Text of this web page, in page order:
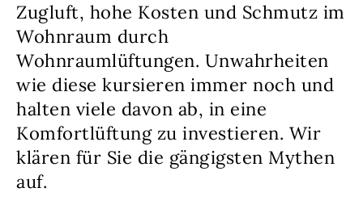
Zugluft, hohe Kosten und Schmutz im
Wohnraum durch
Wohnraumlüftungen. Unwahrheiten
wie diese kursieren immer noch und
halten viele davon ab, in eine
Komfortlüftung zu investieren. Wir
klären für Sie die gängigsten Mythen
auf.